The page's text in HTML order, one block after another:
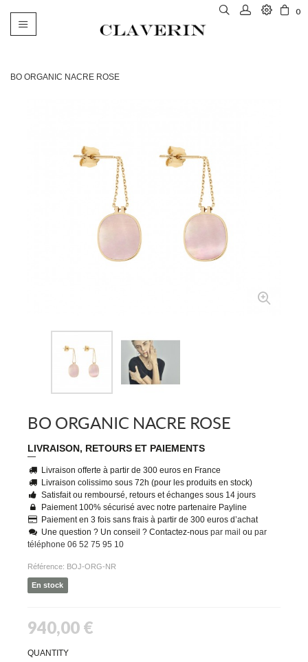
0
Basculer
BO ORGANIC NACRE ROSE
BO ORGANIC NACRE ROSE
LIVRAISON, RETOURS ET PAIEMENTS
Livraison offerte à partir de 300 euros en France
Livraison colissimo sous 72h (pour les produits en stock)
Satisfait ou remboursé, retours et échanges sous 14 jours
Paiement 100% sécurisé avec notre partenaire Payline
Paiement en 3 fois sans frais à partir de 300 euros d’achat
Une question ? Un conseil ? Contactez-nous par mail ou par
téléphone 06 52 75 95 10
Référence: BOJ-ORG-NR
En stock
940,00 €
QUANTITY